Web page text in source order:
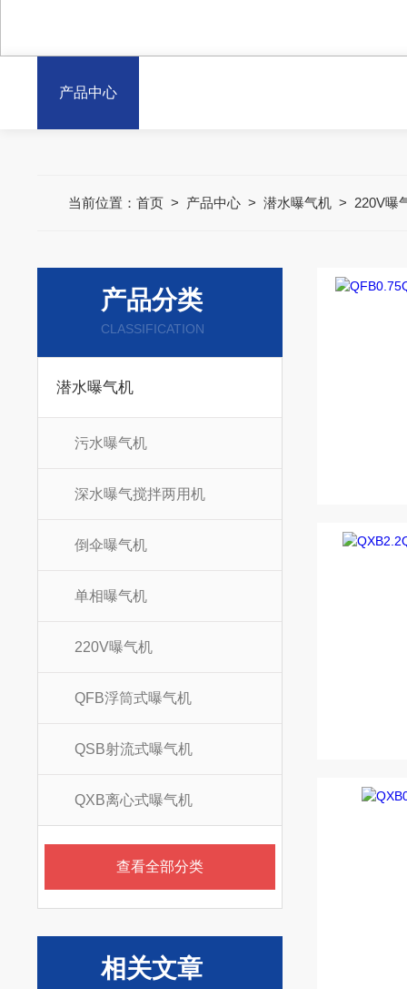
产品中心
当前位置： 首页> 产品中心> 潜水曝气机> 220V曝
产品分类
CLASSIFICATION
潜水曝气机
污水曝气机
深水曝气搅拌两用机
倒伞曝气机
单相曝气机
220V曝气机
QFB浮筒式曝气机
QSB射流式曝气机
QXB离心式曝气机
查看全部分类
相关文章